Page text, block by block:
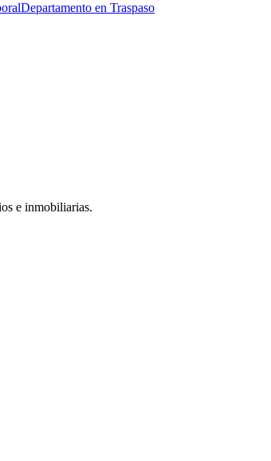
Departamento en Traspaso
e inmobiliarias.